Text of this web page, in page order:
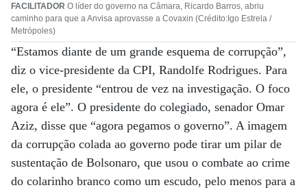
FACILITADOR O líder do governo na Câmara, Ricardo Barros, abriu
caminho para que a Anvisa aprovasse a Covaxin (Crédito:Igo Estrela /
Metrópoles)
“Estamos diante de um grande esquema de corrupção”,
diz o vice-presidente da CPI, Randolfe Rodrigues. Para
ele, o presidente “entrou de vez na investigação. O foco
agora é ele”. O presidente do colegiado, senador Omar
Aziz, disse que “agora pegamos o governo”. A imagem
da corrupção colada ao governo pode tirar um pilar de
sustentação de Bolsonaro, que usou o combate ao crime
do colarinho branco como um escudo, pelo menos para a